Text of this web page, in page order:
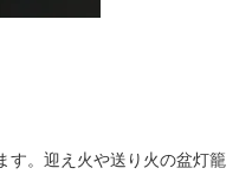
す。迎え火や送り火の盆灯籠